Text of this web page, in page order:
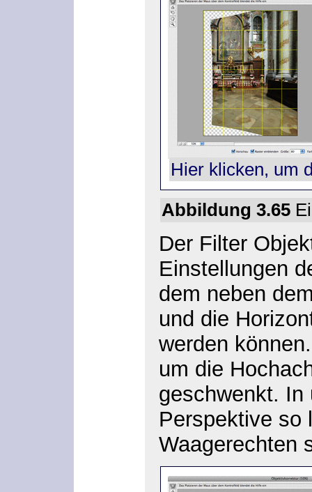
Hier klicken, um
Abbildung 3.65
Der Filter
Einstellungen
dem neben
und die
werden
um die
geschwenkt.
Perspektive so
Waagerechten